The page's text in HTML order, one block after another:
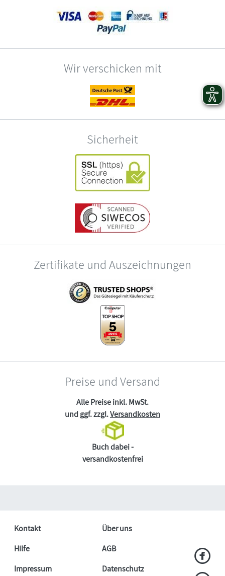
Wir verschicken mit
Sicherheit
Zertifikate und Auszeichnungen
Preise und Versand
Alle Preise inkl. MwSt.
und ggf. zzgl.Versandkosten
Buch dabei -
versandkostenfrei
Kontakt
Über uns
Hilfe
AGB
Impressum
Datenschutz